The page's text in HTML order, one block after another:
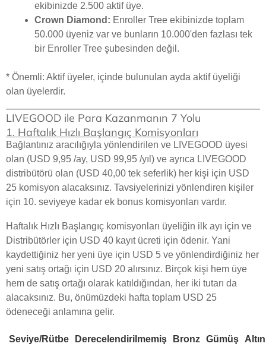
ekibinizde 2.500 aktif üye.
Crown Diamond: Enroller Tree ekibinizde toplam
50.000 üyeniz var ve bunların 10.000'den fazlası tek
bir Enroller Tree şubesinden değil.
* Önemli: Aktif üyeler, içinde bulunulan ayda aktif üyeliği
olan üyelerdir.
LIVEGOOD ile Para Kazanmanın 7 Yolu
1. Haftalık Hızlı Başlangıç Komisyonları
Bağlantınız aracılığıyla yönlendirilen ve LIVEGOOD üyesi
olan (USD 9,95 /ay, USD 99,95 /yıl) ve ayrıca LIVEGOOD
distribütörü olan (USD 40,00 tek seferlik) her kişi için USD
25 komisyon alacaksınız. Tavsiyelerinizi yönlendiren kişiler
için 10. seviyeye kadar ek bonus komisyonları vardır.
Haftalık Hızlı Başlangıç komisyonları üyeliğin ilk ayı için ve
Distribütörler için USD 40 kayıt ücreti için ödenir. Yani
kaydettiğiniz her yeni üye için USD 5 ve yönlendirdiğiniz her
yeni satış ortağı için USD 20 alırsınız. Birçok kişi hem üye
hem de satış ortağı olarak katıldığından, her iki tutarı da
alacaksınız. Bu, önümüzdeki hafta toplam USD 25
ödeneceği anlamına gelir.
Seviye/Rütbe Derecelendirilmemiş Bronz Gümüş Altın